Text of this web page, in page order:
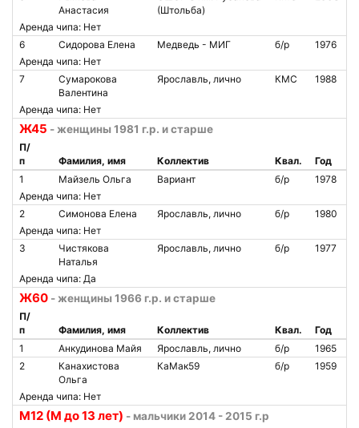
Анастасия
(Штольба)
Аренда чипа: Нет
6
Сидорова Елена Медведь - МИГ б/р
1976
Аренда чипа: Нет
7
Сумарокова
Валентина
Ярославль, лично КМС 1988
Аренда чипа: Нет
Ж45 - женщины 1981 г.р. и старше
П/
п
Фамилия, имя Коллектив Квал.
Год
1
Майзель Ольга Вариант б/р
1978
Аренда чипа: Нет
2
Симонова Елена Ярославль, лично б/р
1980
Аренда чипа: Нет
3
Чистякова
Наталья
Ярославль, лично б/р 1977
Аренда чипа: Да
Ж60 - женщины 1966 г.р. и старше
П/
п
Фамилия, имя Коллектив Квал.
Год
1
Анкудинова Майя Ярославль, лично б/р
1965
2
Канахистова
Ольга
КаМак59 б/р 1959
Аренда чипа: Нет
М12 (М до 13 лет) - мальчики 2014 - 2015 г.р